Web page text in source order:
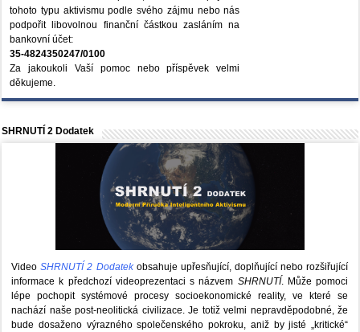
tohoto typu aktivismu podle svého zájmu nebo nás
podpořit libovolnou finanční částkou zasláním na
bankovní účet:
35-4824350247/0100
Za jakoukoli Vaší pomoc nebo příspěvek velmi
děkujeme.
SHRNUTÍ 2 Dodatek
VideoSHRNUTÍ 2 Dodatekobsahuje upřesňující, doplňující nebo rozšiřující
informace k předchozí videoprezentaci s názvem SHRNUTÍ. Může pomoci
lépe pochopit systémové procesy socioekonomické reality, ve které se
nachází naše post-neolitická civilizace. Je totiž velmi nepravděpodobné, že
bude dosaženo výrazného společenského pokroku, aniž by jisté „kritické“